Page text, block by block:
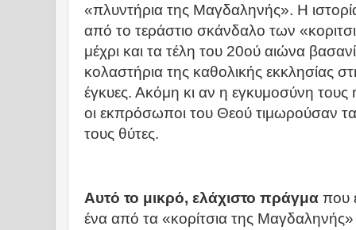
«πλυντήρια της Μαγδαληνής». Η
από το τεράστιο σκάνδαλο των
μέχρι και τα τέλη του 20ού αιώνα
κολαστήρια της καθολικής εκκλησίας
έγκυες. Ακόμη κι αν η εγκυμοσύνη
οι εκπρόσωποι του Θεού τιμωρούσαν
τους θύτες.
Αυτό το μικρό, ελάχιστο πράγμα που
ένα από τα «κορίτσια της Μαγδαληνής»